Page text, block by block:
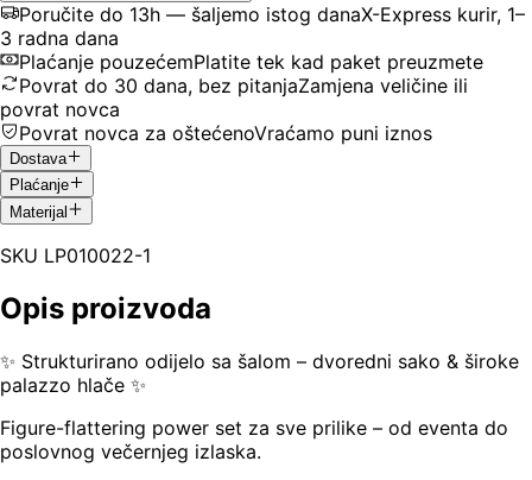
Poručite do 13h — šaljemo istog danaX-Express kurir, 1–
3 radna dana
Plaćanje pouzećemPlatite tek kad paket preuzmete
Povrat do 30 dana, bez pitanjaZamjena veličine ili
povrat novca
Povrat novca za oštećenoVraćamo puni iznos
Dostava
Plaćanje
Materijal
SKU LP010022-1
Opis proizvoda
✨ Strukturirano odijelo sa šalom – dvoredni sako & široke
palazzo hlače ✨
Figure-flattering power set za sve prilike – od eventa do
poslovnog večernjeg izlaska.